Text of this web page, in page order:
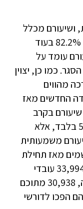
לחל"ת, ושיעורם מכלל
דורשי העבודה החדשים עומד על כ- 82.2% בעוד
עומד על
כמו כן, יצוין
מהווים
החדשים מאז
בקרב
הנרשמים מאז תחילת הסגר על 5.1% בלבד, אלא
משמעותית
מכלל הנרשמים מאז תחילת
הסגר. יוער, כי מאז ה 27/12 נרשמו 33,994 עובדי
הוראה, חינוך והדרכה כדורשי עבודה, 30,938 מתוכם
מאז הודק הסגר, קרי 91% מהם הפכו לדורשי